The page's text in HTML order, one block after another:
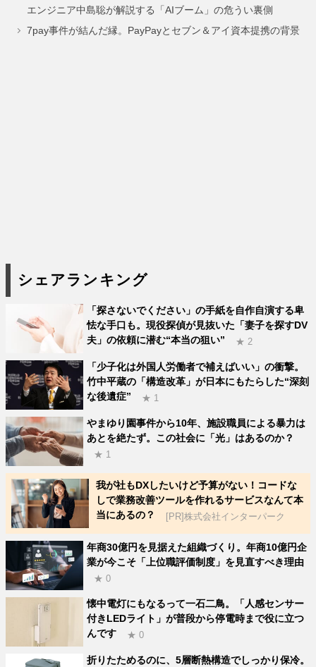
エンジニア中島聡が解説する「AIブーム」の危うい裏側
7pay事件が結んだ縁。PayPayとセブン＆アイ資本提携の背景
シェアランキング
「探さないでください」の手紙を自作自演する卑
怯な手口も。現役探偵が見抜いた「妻子を探すDV
夫」の依頼に潜む“本当の狙い”
★ 2
「少子化は外国人労働者で補えばいい」の衝撃。
竹中平蔵の「構造改革」が日本にもたらした“深刻
な後遺症”
★ 1
やまゆり園事件から10年、施設職員による暴力は
あとを絶たず。この社会に「光」はあるのか？
★ 1
我が社もDXしたいけど予算がない！コードな
しで業務改善ツールを作れるサービスなんて本
当にあるの？
[PR]株式会社インターパーク
年商30億円を見据えた組織づくり。年商10億円企
業が今こそ「上位職評価制度」を見直すべき理由
★ 0
懐中電灯にもなるって一石二鳥。「人感センサー
付きLEDライト」が普段から停電時まで役に立つ
んです
★ 0
折りたためるのに、5層断熱構造でしっかり保冷。